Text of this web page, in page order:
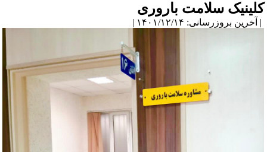
سلامت باروری
بروزرسانی: ۱۴۰۱/۱۲/۱۴ |